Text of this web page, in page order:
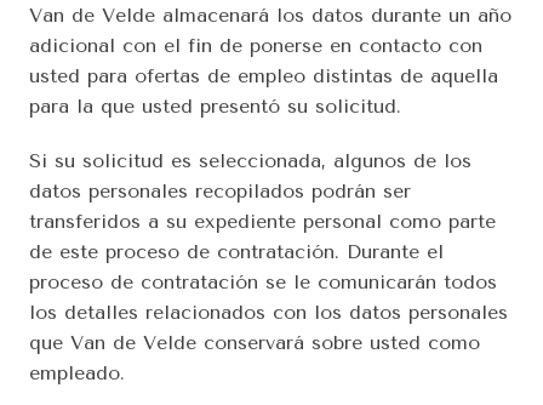
Van de Velde almacenará los datos durante un año
adicional con el fin de ponerse en contacto con
usted para ofertas de empleo distintas de aquella
para la que usted presentó su solicitud.
Si su solicitud es seleccionada, algunos de los
datos personales recopilados podrán ser
transferidos a su expediente personal como parte
de este proceso de contratación. Durante el
proceso de contratación se le comunicarán todos
los detalles relacionados con los datos personales
que Van de Velde conservará sobre usted como
empleado.